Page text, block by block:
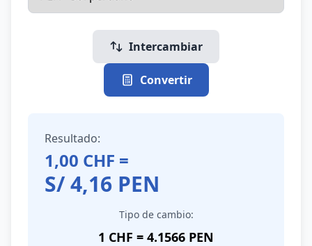
Intercambiar
Convertir
Resultado:
1,00 CHF =
S/4,16 PEN
Tipo de cambio:
1 CHF = 4.1566 PEN